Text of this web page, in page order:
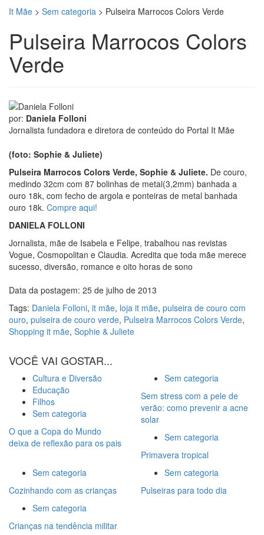
It Mãe > Sem categoria > Pulseira Marrocos Colors Verde
Pulseira Marrocos Colors
Verde
por: Daniela Folloni
Jornalista fundadora e diretora de conteúdo do Portal It Mãe
(foto: Sophie & Juliete)
Pulseira Marrocos Colors Verde, Sophie & Juliete. De couro,
medindo 32cm com 87 bolinhas de metal(3,2mm) banhada a
ouro 18k, com fecho de argola e ponteiras de metal banhada
ouro 18k. Compre aqui!
DANIELA FOLLONI
Jornalista, mãe de Isabela e Felipe, trabalhou nas revistas
Vogue, Cosmopolitan e Claudia. Acredita que toda mãe merece
sucesso, diversão, romance e oito horas de sono
Data da postagem: 25 de julho de 2013
Tags: Daniela Folloni, it mãe, loja it mãe, pulseira de couro com
ouro, pulseira de couro verde, Pulseira Marrocos Colors Verde,
Shopping it mãe, Sophie & Juliete
VOCÊ VAI GOSTAR...
Cultura e Diversão
Educação
Filhos
Sem categoria
O que a Copa do Mundo
deixa de reflexão para os pais
Sem categoria
Sem stress com a pele de
verão: como prevenir a acne
solar
Sem categoria
Primavera tropical
Sem categoria
Cozinhando com as crianças
Sem categoria
Pulseiras para todo dia
Sem categoria
Crianças na tendência militar